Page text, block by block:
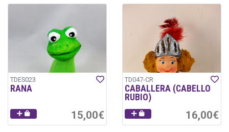
TDES023
RANA
15,00€
TD047-CR
CABALLERA (CABELLO
RUBIO)
16,00€